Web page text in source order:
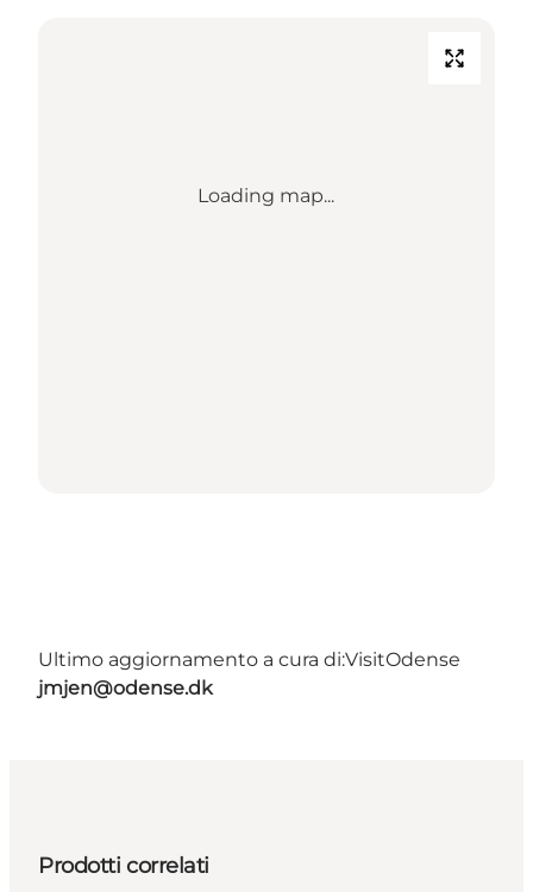
Loading map...
Ultimo aggiornamento a cura di:VisitOdense
jmjen@odense.dk
Prodotti correlati